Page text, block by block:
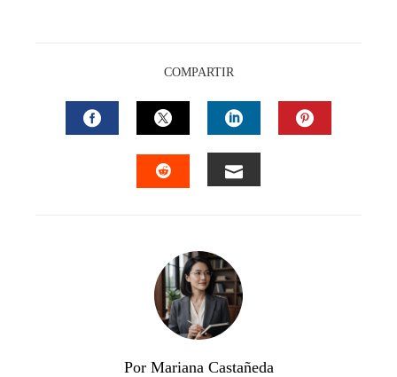
COMPARTIR
FACEBOOKTWITTERLINKEDIN
Por Mariana Castañeda